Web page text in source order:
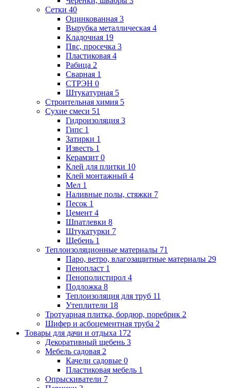
Сетки 40
Оцинкованная 3
Вырубка металлическая 4
Кладочная 19
Пвс, просечка 3
Пластиковая 4
Рабица 2
Сварная 1
СТРЭН 0
Штукатурная 5
Строительная химия 5
Сухие смеси 51
Гидроизоляция 3
Гипс 1
Затирки 1
Известь 1
Керамзит 0
Клей для плитки 10
Клей монтажный 4
Мел 1
Наливные полы, стяжки 7
Песок 1
Цемент 4
Шпатлевки 8
Штукатурки 7
Щебень 1
Теплоизоляционные материалы 71
Паро, ветро, влагозащитные материалы 29
Пенопласт 1
Пенополистирол 4
Подложка 8
Теплоизоляция для труб 11
Утеплители 18
Тротуарная плитка, бордюр, поребрик 2
Шифер и асбоцементная труба 2
Товары для дачи и отдыха 172
Декоративный щебень 3
Мебель садовая 2
Качели садовые 0
Пластиковая мебель 1
Опрыскиватели 7